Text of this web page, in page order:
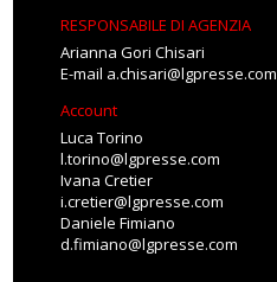
RESPONSABILE DI AGENZIA
Arianna Gori Chisari
E-mail a.chisari@lgpresse.com
Account
Luca Torino
l.torino@lgpresse.com
Ivana Cretier
i.cretier@lgpresse.com
Daniele Fimiano
d.fimiano@lgpresse.com